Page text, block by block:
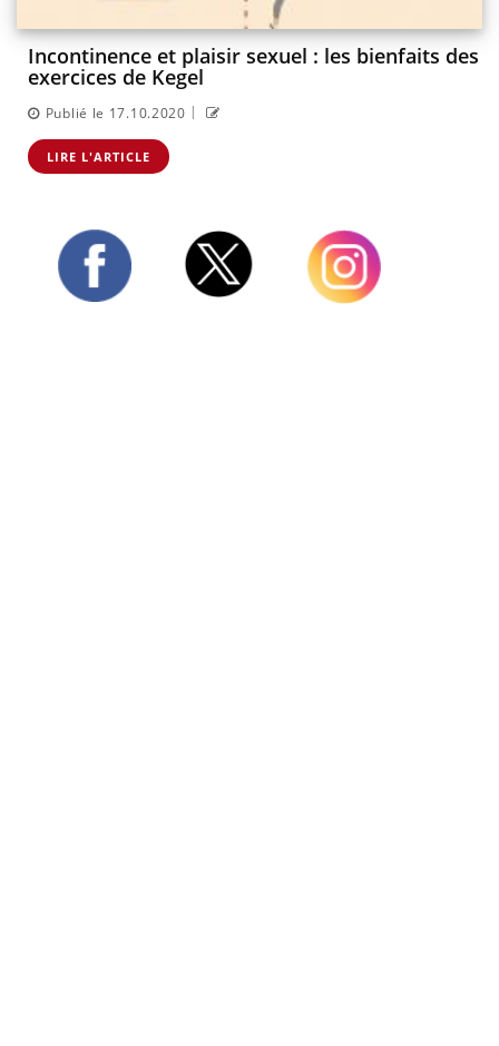
Incontinence et plaisir sexuel : les bienfaits des
exercices de Kegel
Publié le 17.10.2020 |
LIRE L'ARTICLE